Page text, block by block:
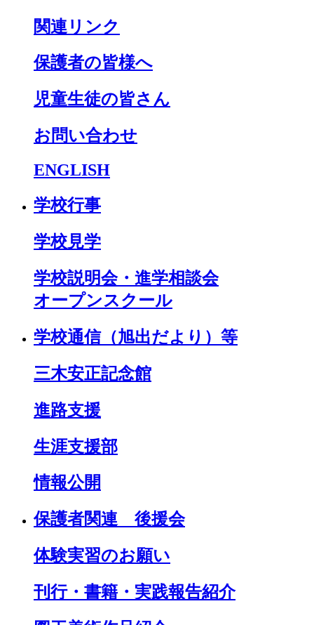
関連リンク
保護者の皆様へ
児童生徒の皆さん
お問い合わせ
ENGLISH
学校行事
学校見学
学校説明会・進学相談会
オープンスクール
学校通信（旭出だより）等
三木安正記念館
進路支援
生涯支援部
情報公開
保護者関連 後援会
体験実習のお願い
刊行・書籍・実践報告紹介